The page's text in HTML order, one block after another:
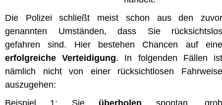
Die Polizei schließt meist schon aus den zuvor
genannten Umständen, dass Sie rücksichtslos
gefahren sind. Hier bestehen Chancen auf eine
erfolgreiche Verteidigung. In folgenden Fällen
nämlich nicht von einer rücksichtlosen Fahrweise
auszugehen:
Beispiel 1: Sie überholen spontan